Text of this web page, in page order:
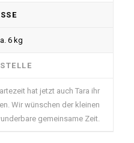
6 kg
hat jetzt auch Tara ihr
Wir wünschen der kleinen
gemeinsame Zeit.